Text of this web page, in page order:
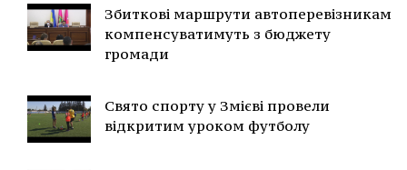
Збиткові маршрути автоперевізникам
компенсуватимуть з бюджету
громади
Свято спорту у Змієві провели
відкритим уроком футболу